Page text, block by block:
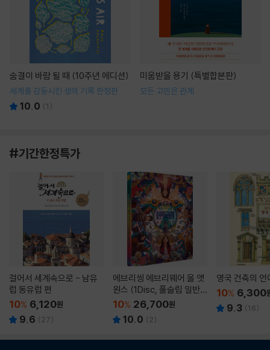
숨결이 바람 될 때 (10주년 에디션)
세계를 감동시킨 생의 기록 한정판
10.0 (1 )
미움받을 용기 (특별합본판)
모든 고민은 관계
#기간한정특가
걸어서 세계속으로 - 남유
럽 동유럽 편
10% 6,120원
9.6 ( 27)
에브리씽 에브리웨어 올 앳
원스 (1Disc, 풀슬립 일반
판) : 블루레이
10% 26,700원
10.0 ( 2)
영국 건축의 언
10% 6,300
9.3 (16)